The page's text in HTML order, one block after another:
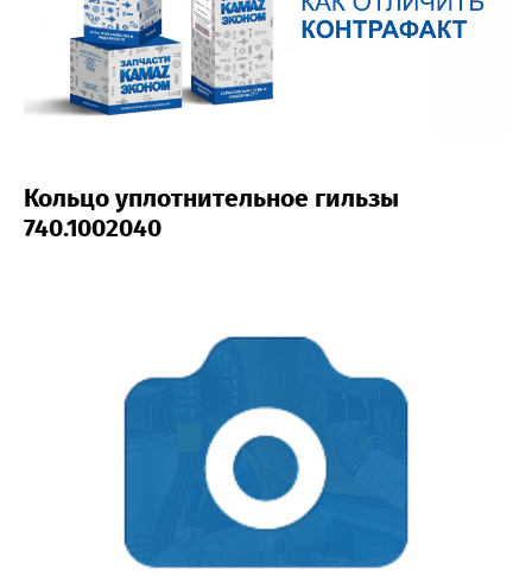
Кольцо уплотнительное гильзы
740.1002040